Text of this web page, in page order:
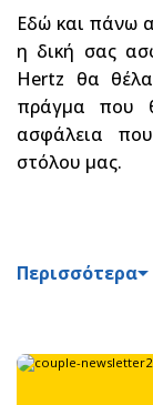
Εδώ και πάνω
η δική σας
Hertz θα
πράγμα που
ασφάλεια
στόλου μας.
Περισσότερα